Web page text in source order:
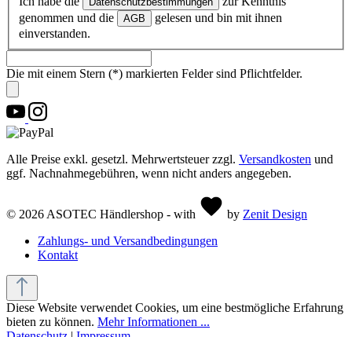
genommen und die
AGB
gelesen und bin mit ihnen
einverstanden.
Die mit einem Stern (*) markierten Felder sind Pflichtfelder.
Alle Preise exkl. gesetzl. Mehrwertsteuer zzgl. Versandkosten und
ggf. Nachnahmegebühren, wenn nicht anders angegeben.
© 2026 ASOTEC Händlershop - with by Zenit Design
Zahlungs- und Versandbedingungen
Kontakt
Diese Website verwendet Cookies, um eine bestmögliche Erfahrung
bieten zu können. Mehr Informationen ...